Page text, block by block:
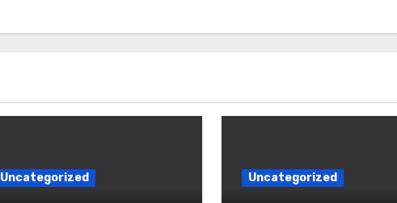
Uncategorized Uncategorized